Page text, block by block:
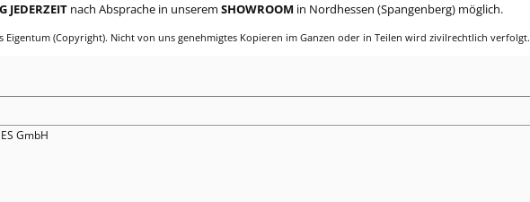
JEDERZEIT nach Absprache in unserem SHOWROOM in Nordhessen (Spangenberg) möglich.
Eigentum (Copyright). Nicht von uns genehmigtes Kopieren im Ganzen oder in Teilen wird zivilrechtlich verfolgt.
GmbH